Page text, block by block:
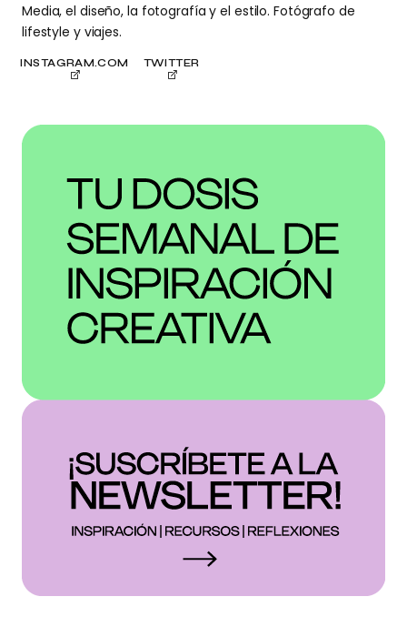
Media, el diseño, la fotografía y el estilo. Fotógrafo de
lifestyle y viajes.
INSTAGRAM.COM TWITTER